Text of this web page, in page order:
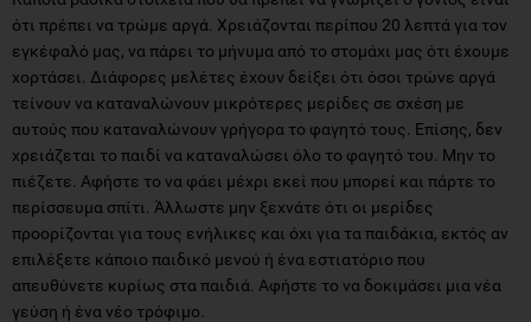
ότι πρέπει να τρώμε αργά. Χρειάζονται περίπου 20 λεπτά για τον
εγκέφαλό μας, να πάρει το μήνυμα από το στομάχι μας ότι έχουμε
χορτάσει. Διάφορες μελέτες έχουν δείξει ότι όσοι τρώνε αργά
τείνουν να καταναλώνουν μικρότερες μερίδες σε σχέση με
αυτούς που καταναλώνουν γρήγορα το φαγητό τους. Επίσης, δεν
χρειάζεται το παιδί να καταναλώσει όλο το φαγητό του. Μην το
πιέζετε. Αφήστε το να φάει μέχρι εκεί που μπορεί και πάρτε το
περίσσευμα σπίτι. Άλλωστε μην ξεχνάτε ότι οι μερίδες
προορίζονται για τους ενήλικες και όχι για τα παιδάκια, εκτός αν
επιλέξετε κάποιο παιδικό μενού ή ένα εστιατόριο που
απευθύνετε κυρίως στα παιδιά. Αφήστε το να δοκιμάσει μια νέα
γεύση ή ένα νέο τρόφιμο.